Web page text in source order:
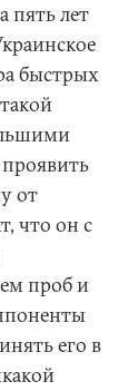
пять лет
быстрых
от
что он с
проб и
его в